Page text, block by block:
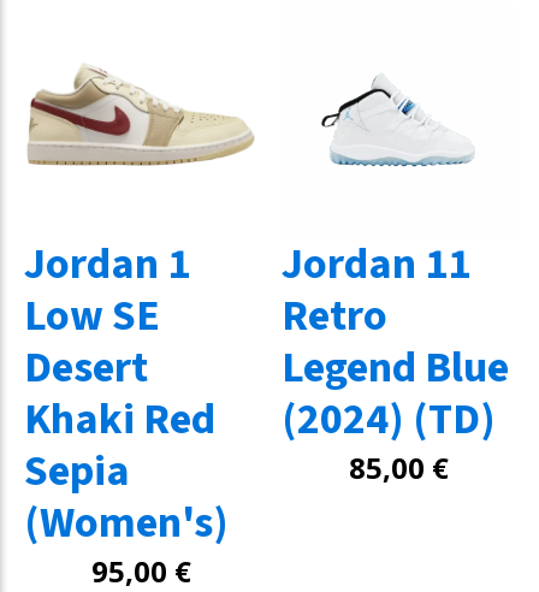
Jordan 1
Low SE
Desert
Khaki Red
Sepia
(Women's)
95,00 €
Jordan 11
Retro
Legend Blue
(2024) (TD)
85,00 €